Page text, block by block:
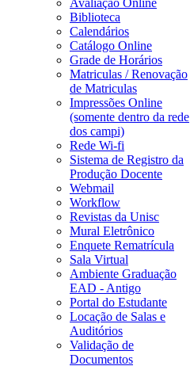
Avaliação Online
Biblioteca
Calendários
Catálogo Online
Grade de Horários
Matriculas / Renovação
de Matriculas
Impressões Online
(somente dentro da rede
dos campi)
Rede Wi-fi
Sistema de Registro da
Produção Docente
Webmail
Workflow
Revistas da Unisc
Mural Eletrônico
Enquete Rematrícula
Sala Virtual
Ambiente Graduação
EAD - Antigo
Portal do Estudante
Locação de Salas e
Auditórios
Validação de
Documentos